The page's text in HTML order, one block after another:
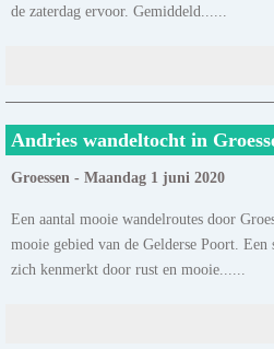
de zaterdag ervoor. Gemiddeld......
Andries wandeltocht in
Groessen - Maandag 1 juni 2020
Een aantal mooie wandelroutes door
mooie gebied van de Gelderse Poort.
zich kenmerkt door rust en mooie......